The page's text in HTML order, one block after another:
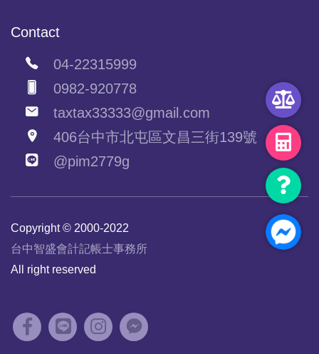
Contact
04-22315999
0982-920778
taxtax33333@gmail.com
406台中市北屯區文昌三街139號
@pim2779g
Copyright © 2000-2022
台中智盛會計記帳士事務所
All right reserved